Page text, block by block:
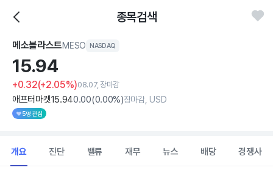
종목검색
메소블라스트MESO NASDAQ
15.94
+0.32(+2.05%)08.07, 장마감
애프터마켓15.940.00(0.00%)장마감, USD
5명 관심
개요 진단 밸류 재무 뉴스 배당 경쟁사